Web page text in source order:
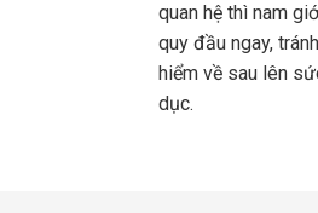
quan hệ thì nam
quy đầu ngay,
hiểm về sau lên
dục.